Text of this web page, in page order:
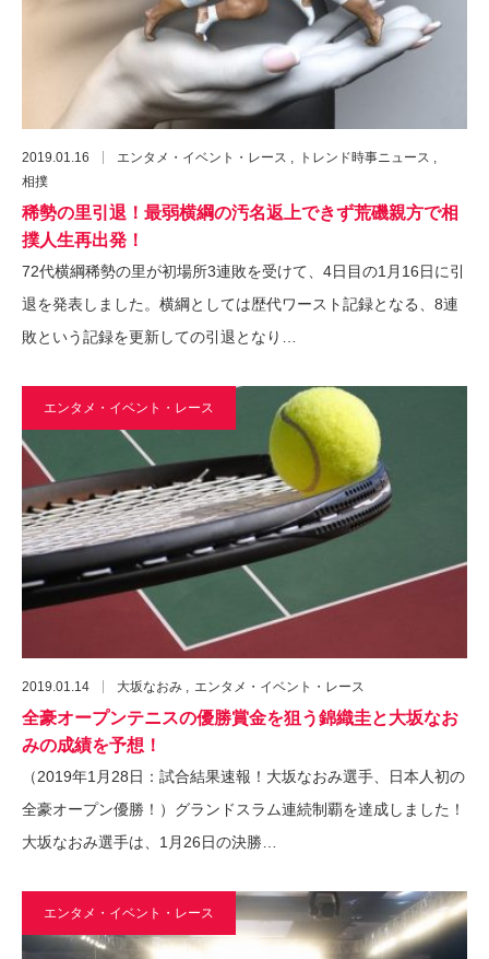
2019.01.16 エンタメ・イベント・レース
トレンド時事ニュース
相撲
稀勢の里引退！最弱横綱の汚名返上できず荒磯親方で相
撲人生再出発！
72代横綱稀勢の里が初場所3連敗を受けて、4日目の1月16日に引
退を発表しました。横綱としては歴代ワースト記録となる、8連
敗という記録を更新しての引退となり…
エンタメ・イベント・レース
2019.01.14 大坂なおみ エンタメ・イベント・レース
全豪オープンテニスの優勝賞金を狙う錦織圭と大坂なお
みの成績を予想！
（2019年1月28日：試合結果速報！大坂なおみ選手、日本人初の
全豪オープン優勝！）グランドスラム連続制覇を達成しました！
大坂なおみ選手は、1月26日の決勝…
エンタメ・イベント・レース